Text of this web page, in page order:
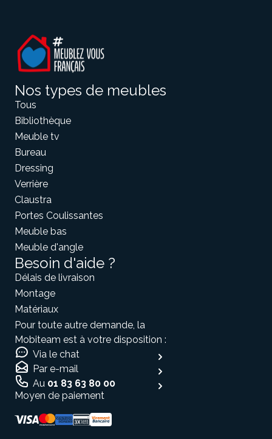
Nos types de meubles
Tous
Bibliothèque
Meuble tv
Bureau
Dressing
Verrière
Claustra
Portes Coulissantes
Meuble bas
Meuble d'angle
Besoin d'aide ?
Délais de livraison
Montage
Matériaux
Pour toute autre demande, la
Mobiteam est à votre disposition :
Via le chat
Par e-mail
Au 01 83 63 80 00
Moyen de paiement